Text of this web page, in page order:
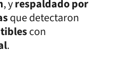
, yrespaldado por
que detectaron
con
.